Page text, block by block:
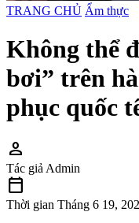
TRANG CHỦ Ẩm thực
Không thể
bơi” trên
phục quốc
person
Tác giả Admin
calendar_today
Thời gian Tháng 6 19,